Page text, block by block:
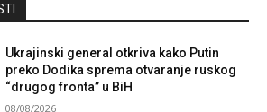
Ukrajinski general otkriva kako Putin
preko Dodika sprema otvaranje ruskog
“drugog fronta” u BiH
08/08/2026